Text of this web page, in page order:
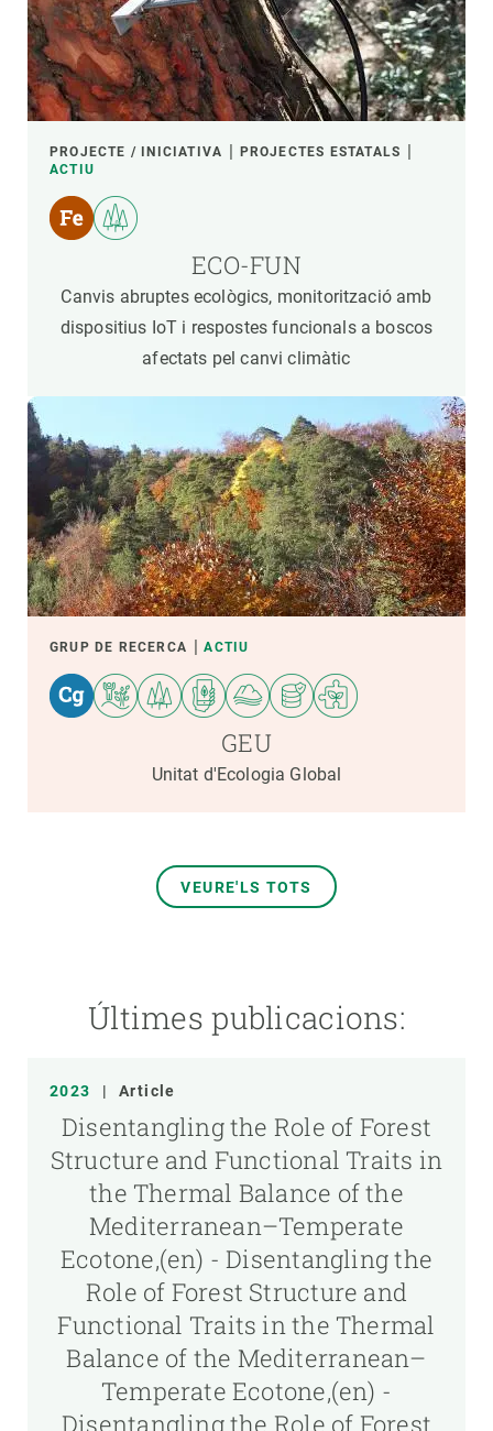
PROJECTE / INICIATIVA
PROJECTES ESTATALS
ACTIU
ECO-FUN
Canvis abruptes ecològics, monitorització amb
dispositius IoT i respostes funcionals a boscos
afectats pel canvi climàtic
GRUP DE RECERCA ACTIU
GEU
Unitat d'Ecologia Global
VEURE'LS TOTS
Últimes publicacions:
2023 | Article
Disentangling the Role of Forest
Structure and Functional Traits in
the Thermal Balance of the
Mediterranean–Temperate
Ecotone,(en) - Disentangling the
Role of Forest Structure and
Functional Traits in the Thermal
Balance of the Mediterranean–
Temperate Ecotone,(en) -
Disentangling the Role of Forest